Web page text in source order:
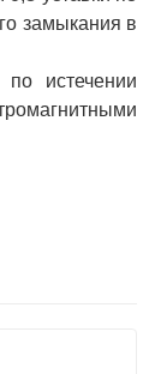
замыкания в
истечении